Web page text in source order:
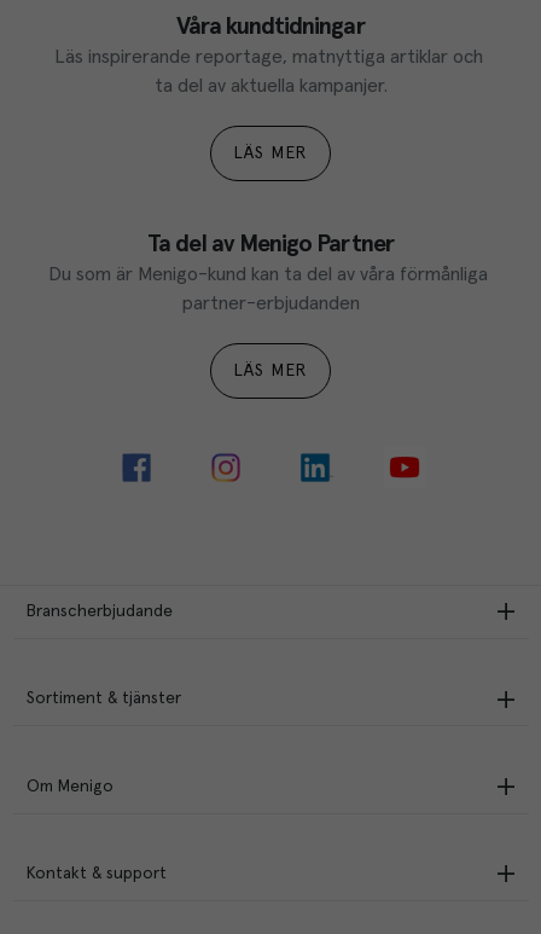
Våra kundtidningar
Läs inspirerande reportage, matnyttiga artiklar och
ta del av aktuella kampanjer.
LÄS MER
Ta del av Menigo Partner
Du som är Menigo-kund kan ta del av våra förmånliga
partner-erbjudanden
LÄS MER
Branscherbjudande
Sortiment & tjänster
Om Menigo
Kontakt & support